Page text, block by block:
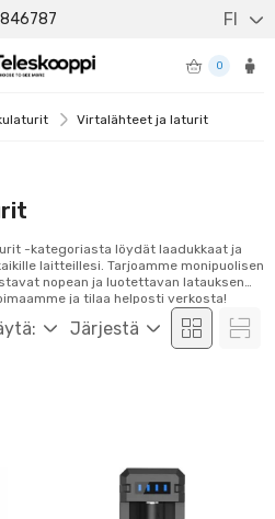
FI
0
Virtalähteet ja laturit
Järjestä
-kategoriasta löydät laadukkaat ja
laitteillesi. Tarjoamme monipuolisen
nopean ja luotettavan latauksen
ja tilaa helposti verkosta!